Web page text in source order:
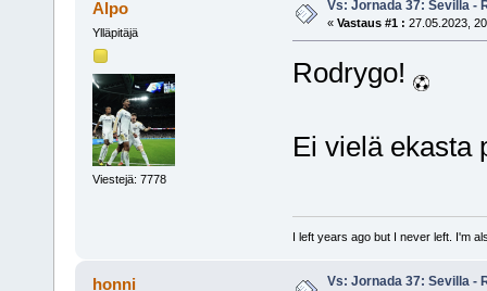
Alpo
Ylläpitäjä
Viestejä: 7778
Vs: Jornada 37: Sevilla -
« Vastaus #1 : 27.05.2023,
Rodrygo!
Ei vielä ekasta
I left years ago but I never left. I'm
honni Vs: Jornada 37: Sevilla -